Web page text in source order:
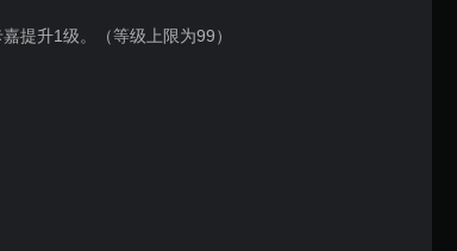
提升1级。（等级上限为99）